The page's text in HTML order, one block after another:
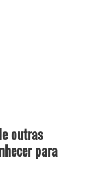
outras
para